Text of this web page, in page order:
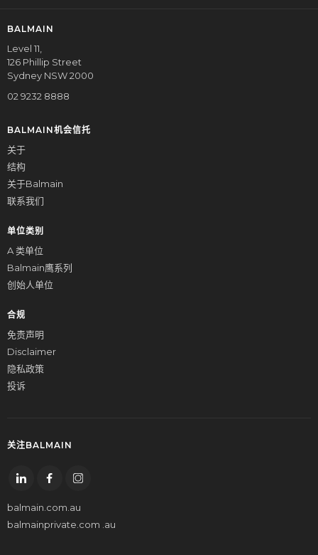
BALMAIN
Level 11,
126 Phillip Street
Sydney NSW 2000
02 9232 8888
BALMAIN机会信托
关于
结构
关于Balmain
联系我们
单位类别
A 类单位
Balmain鹰系列
创始人单位
合规
免责声明
Disclaimer
隐私政策
投诉
关注BALMAIN
balmain.com.au
balmainprivate.com .au